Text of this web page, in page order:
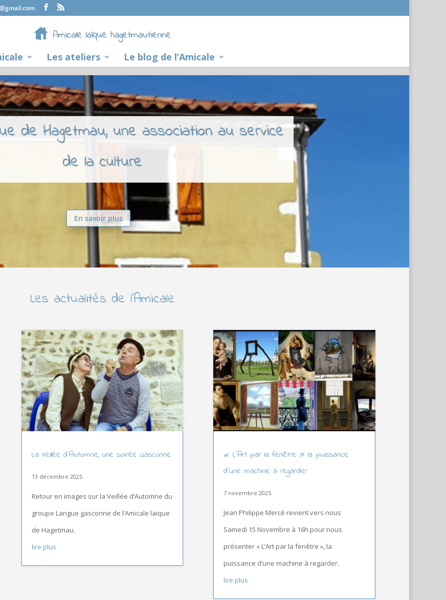
Les ateliers Le blog de l’Amicale
de Hagetmau, une association au service
de la culture
En savoir plus
Les actualités de l’Amicale
La Veillée d’Automne, une soirée Gasconne
13 décembre 2025
Retour en images sur la Veillée d’Automne du
groupe Langue gasconne de l’Amicale laïque
de Hagetmau.
lire plus
« L’Art par la fenêtre » la puissance
d’une machine à regarder
7 novembre 2025
Jean Philippe Mercé revient vers nous
Samedi 15 Novembre à 16h pour nous
présenter « L’Art par la fenêtre », la
puissance d’une machine à regarder.
lire plus